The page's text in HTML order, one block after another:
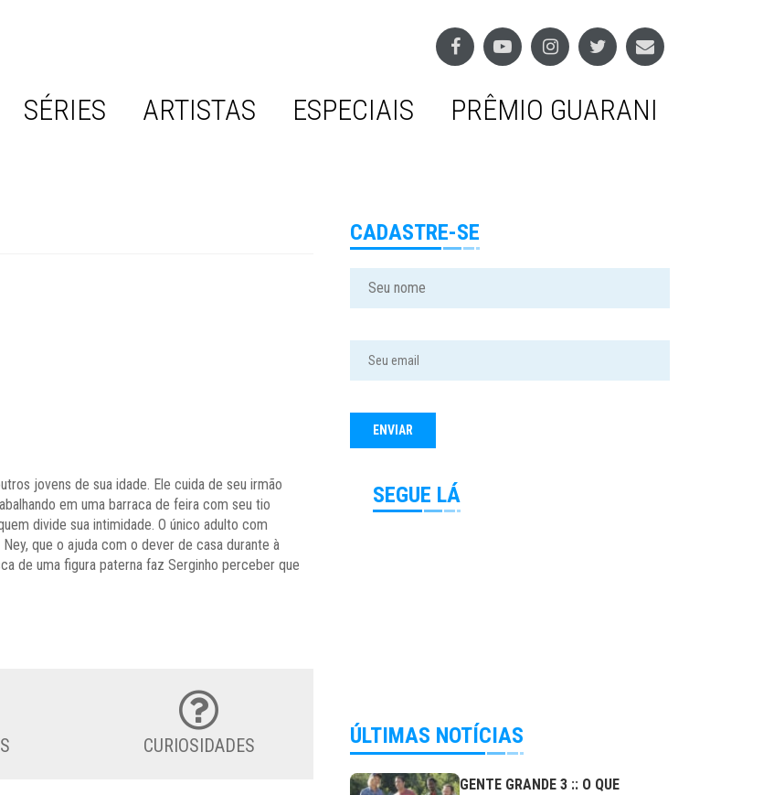
SÉRIES ARTISTAS ESPECIAIS PRÊMIO GUARANI
jovens de sua idade. Ele cuida de seu irmão
em uma barraca de feira com seu tio
divide sua intimidade. O único adulto com
que o ajuda com o dever de casa durante à
de uma figura paterna faz Serginho perceber que
CURIOSIDADES
CADASTRE-SE
SEGUE LÁ
ÚLTIMAS NOTÍCIAS
GENTE GRANDE 3 :: O QUE